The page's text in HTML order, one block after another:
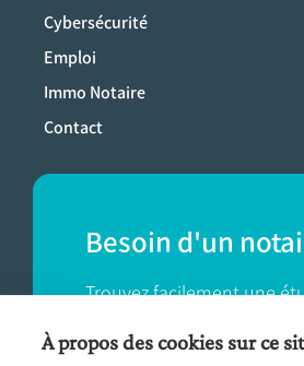
Cybersécurité
Emploi
Immo Notaire
Contact
Besoin d'un
Trouvez facilement une
près de chez vous.
À propos des cookies sur ce